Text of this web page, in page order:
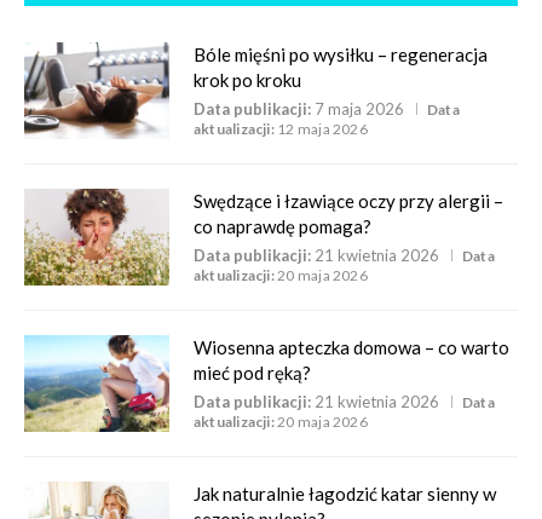
Bóle mięśni po wysiłku – regeneracja
krok po kroku
Data publikacji: 7 maja 2026
Data
aktualizacji: 12 maja 2026
Swędzące i łzawiące oczy przy alergii –
co naprawdę pomaga?
Data publikacji: 21 kwietnia 2026
Data
aktualizacji:20 maja 2026
Wiosenna apteczka domowa – co warto
mieć pod ręką?
Data publikacji: 21 kwietnia 2026
Data
aktualizacji:20 maja 2026
Jak naturalnie łagodzić katar sienny w